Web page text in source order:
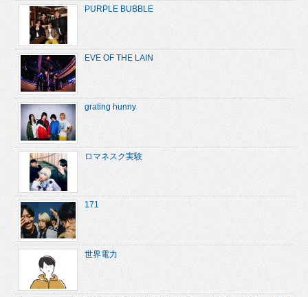
PURPLE BUBBLE
EVE OF THE LAIN
grating hunny
ロマネスク実験
171
世界電力